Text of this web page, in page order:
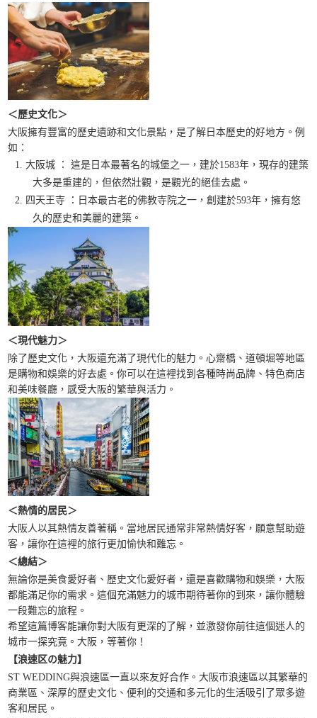
＜歷史文化＞
大阪擁有豐富的歷史遺跡和文化景點，是了解日本歷史的好地方。例
如：
大阪城 ： 這是日本最著名的城堡之一，建於1583年，現存的建築
大多是重建的，但依然壯觀，是觀光的絕佳去處。
四天王寺 ：日本最古老的佛教寺院之一，創建於593年，擁有悠
久的歷史和美麗的建築。
＜現代魅力＞
除了歷史文化，大阪還充滿了現代化的魅力。心齋橋、道頓堀等地區
是購物和娛樂的好去處。你可以在這裡找到各種時尚品牌、特色商店
和美味餐廳，感受大阪的繁華與活力。
＜熱情的居民＞
大阪人以其熱情友善著稱。當地居民通常非常熱情好客，願意幫助遊
客，讓你在這裡的旅行更加愉快和難忘。
＜總結＞
無論你是美食愛好者、歷史文化愛好者，還是喜歡購物和娛樂，大阪
都能滿足你的需求。這個充滿魅力的城市期待著你的到來，讓你體驗
一段難忘的旅程。
希望這篇博客能讓你對大阪有更深的了解，並激發你前往這個迷人的
城市一探究竟。大阪，等著你！
【浪速区の魅力】
ST WEDDING與浪速區一直以來友好合作。大阪市浪速區以其繁華的
商業區、深厚的歷史文化、便利的交通和多元化的生活吸引了眾多遊
客和居民。